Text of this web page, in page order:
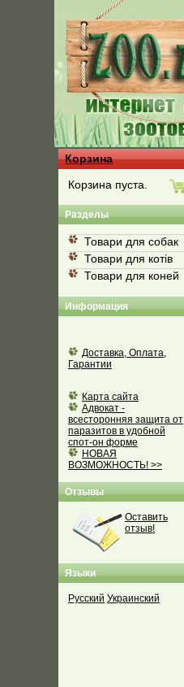
Корзина
Корзина пуста.
Разделы
Товари для собак
Товари для котів
Товари для коней
Информация
Доставка, Оплата,
Гарантии
Карта сайта
Адвокат -
всесторонняя защита от
паразитов в удобной
спот-он форме
НОВАЯ
ВОЗМОЖНОСТЬ! >>
Отзывы
Оставить
отзыв!
Языки
Русский Украинский